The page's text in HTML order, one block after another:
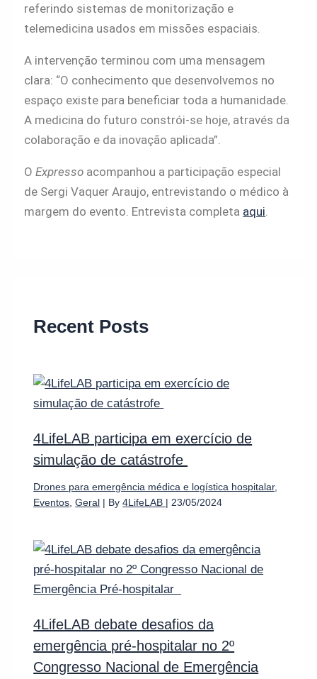
referindo sistemas de monitorização e
telemedicina usados em missões espaciais.
A intervenção terminou com uma mensagem
clara: “O conhecimento que desenvolvemos no
espaço existe para beneficiar toda a humanidade.
A medicina do futuro constrói-se hoje, através da
colaboração e da inovação aplicada”.
OExpresso acompanhou a participação especial
de Sergi Vaquer Araujo, entrevistando o médico à
margem do evento. Entrevista completa aqui.
Recent Posts
4LifeLAB participa em exercício de
simulação de catástrofe
Drones para emergência médica e logística hospitalar,
Eventos ,Geral | By4LifeLAB | 23/05/2024
4LifeLAB debate desafios da
emergência pré-hospitalar no 2º
Congresso Nacional de Emergência